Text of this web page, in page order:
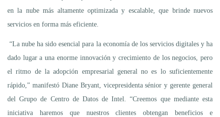
en la nube más altamente optimizada y escalable, que brinde nuevos
servicios en forma más eficiente.
“La nube ha sido esencial para la economía de los servicios digitales y ha
dado lugar a una enorme innovación y crecimiento de los negocios, pero
el ritmo de la adopción empresarial general no es lo suficientemente
rápido,” manifestó Diane Bryant, vicepresidenta sénior y gerente general
del Grupo de Centro de Datos de Intel. “Creemos que mediante esta
iniciativa haremos que nuestros clientes obtengan beneficios e